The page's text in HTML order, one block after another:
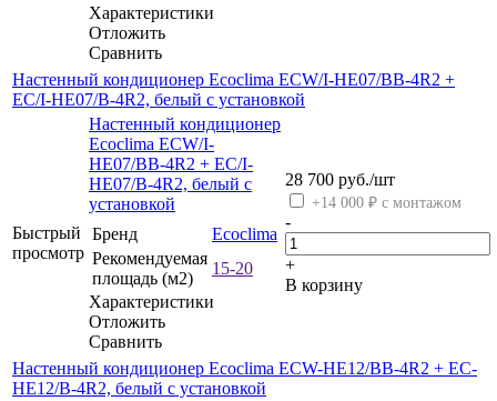
Характеристики
Отложить
Сравнить
Настенный кондиционер Ecoclima ECW/I-HE07/BB-4R2 +
EC/I-HE07/B-4R2, белый с установкой
Быстрый
просмотр
Настенный кондиционер
Ecoclima ECW/I-
HE07/BB-4R2 + EC/I-
HE07/B-4R2, белый с
установкой
Бренд
Ecoclima
Рекомендуемая
площадь (м2)
15-20
Характеристики
Отложить
Сравнить
28 700 руб./шт
+14 000 ₽ с монтажом
-
+
В корзину
Настенный кондиционер Ecoclima ECW-HE12/BB-4R2 + EC-
HE12/B-4R2, белый с установкой